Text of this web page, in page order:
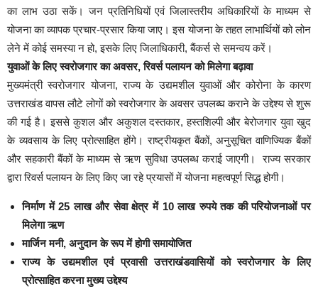
का लाभ उठा सकें। जन प्रतिनिधियों एवं जिलास्तरीय अधिकारियों के माध्यम से
योजना का व्यापक प्रचार-प्रसार किया जाए। इस योजना के तहत लाभार्थियों को लोन
लेने में कोई समस्या न हो, इसके लिए जिलाधिकारी, बैंकर्स से समन्वय करें।
युवाओं के लिए स्वरोजगार का अवसर, रिवर्स पलायन को मिलेगा बढ़ावा
मुख्यमंत्री स्वरोजगार योजना, राज्य के उद्यमशील युवाओं और कोरोना के कारण
उत्तराखंड वापस लौटे लोगों को स्वरोजगार के अवसर उपलब्घ कराने के उद्देश्य से शुरू
की गई है। इससे कुशल और अकुशल दस्तकार, हस्तशिल्पी और बेरोजगार युवा खुद
के व्यवसाय के लिए प्रोत्साहित होंगे। राष्ट्रीयकृत बैंकों, अनुसूचित वाणिज्यिक बैंकों
और सहकारी बैंकों के माध्यम से ऋण सुविधा उपलब्ध कराई जाएगी। राज्य सरकार
द्वारा रिवर्स पलायन के लिए किए जा रहे प्रयासों में योजना महत्वपूर्ण सिद्ध होगी।
निर्माण में 25 लाख और सेवा क्षेत्र में 10 लाख रुपये तक की परियोजनाओं पर
मिलेगा ऋण
मार्जिन मनी, अनुदान के रूप में होगी समायोजित
राज्य के उद्यमशील एवं प्रवासी उत्तराखंडवासियों को स्वरोजगार के लिए
प्रोत्साहित करना मुख्य उद्देश्य